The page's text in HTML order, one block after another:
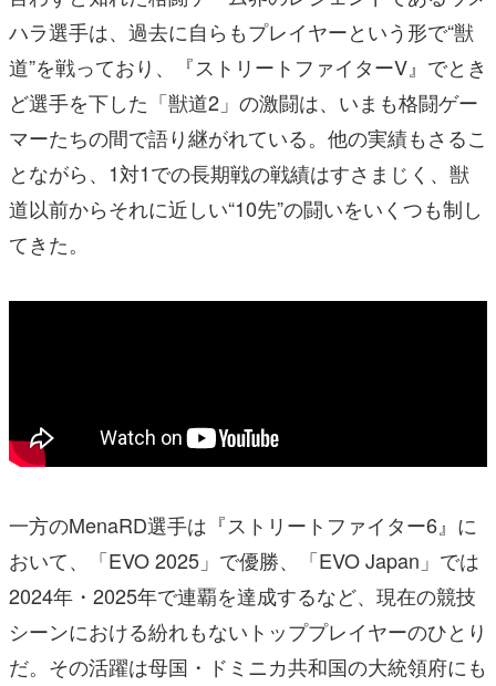
ハラ選手は、過去に自らもプレイヤーという形で“獣
道”を戦っており、『ストリートファイターV』でとき
ど選手を下した「獣道2」の激闘は、いまも格闘ゲー
マーたちの間で語り継がれている。他の実績もさるこ
とながら、1対1での長期戦の戦績はすさまじく、獣
道以前からそれに近しい“10先”の闘いをいくつも制し
てきた。
一方のMenaRD選手は『ストリートファイター6』に
おいて、「EVO 2025」で優勝、「EVO Japan」では
2024年・2025年で連覇を達成するなど、現在の競技
シーンにおける紛れもないトッププレイヤーのひとり
だ。その活躍は母国・ドミニカ共和国の大統領府にも